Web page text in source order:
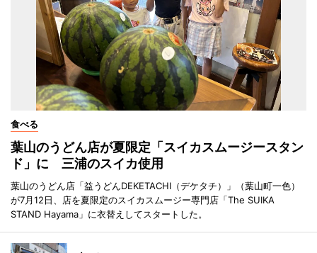
食べる
葉山のうどん店が夏限定「スイカスムージースタン
ド」に 三浦のスイカ使用
葉山のうどん店「益うどんDEKETACHI（デケタチ）」（葉山町一色）
が7月12日、店を夏限定のスイカスムージー専門店「The SUIKA
STAND Hayama」に衣替えしてスタートした。